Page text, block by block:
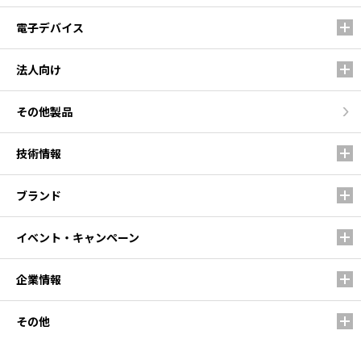
電子デバイス
法人向け
その他製品
技術情報
ブランド
イベント・キャンペーン
企業情報
その他